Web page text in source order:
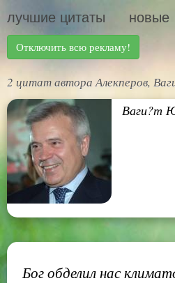
лучшие цитаты новые
Отключить всю рекламу!
2 цитат автора Алекперов,
Ваги?т
Бог обделил нас